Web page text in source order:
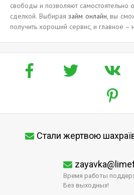
свободы и позволяют самостоятельно
сделкой. Выбирая займ онлайн, вы
получить хороший сервис, и главное –
Стали жертвою
Время работы
Без выходных!